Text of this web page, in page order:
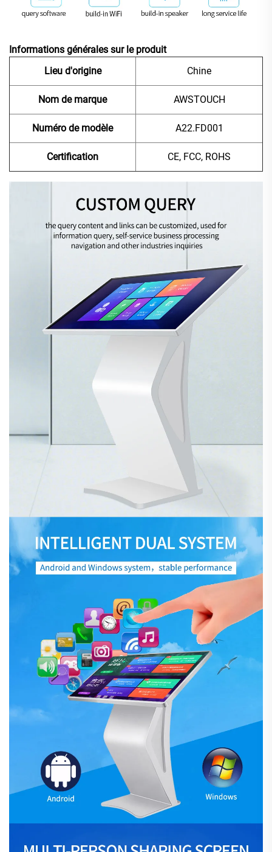
Informations générales sur le produit
Lieu d'origine
Chine
Nom de marque AWSTOUCH
Numéro de modèle A22.FD001
Certification CE, FCC, ROHS